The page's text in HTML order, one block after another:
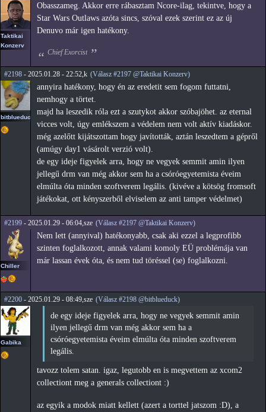
Taktikai
Konzerv
Obasszameg. Akkor erre rábasztam Ncore-ilag, tekintve, hogy a
Star Wars Outlaws azóta sincs, szóval ezek szerint ez az új
Denuvo már igen hatékony.
Chief Exorcist
#2198 - 2025.01.28 - 22:52,k (Válasz #2197 @Taktikai Konzerv)
bitblueduck
annyira hatékony, hogy én az eredetit sem fogom futtatni,
nemhogy a törtet.
majd ha leszedik róla ezt a szutykot akkor szóbajöhet. az eternal
vicces volt, úgy emlékszem a védelem nem volt aktív kiadáskor.
még azelőtt kijátszottam hogy javították, aztán leszedtem a gépről
(amúgy day1 vásárolt verzió volt).
de egy ideje figyelek arra, hogy ne vegyek semmit amin ilyen
jellegű drm van még akkor sem ha a csóróegyetemista éveim
elmúlta óta minden szoftverem legális. (kivéve a kötsög fromsoft
játékokat, ott kényszerből elviselem az anti tamper védelmet)
#2199 - 2025.01.29 - 06:04,sze (Válasz #2197 @Taktikai Konzerv)
Chiller
Nem lett (annyival) hatékonyabb, csak aki ezzel a legprofibb
szinten foglalkozott, annak valami komoly EÜ problémája van
már lassan évek óta, és nem tud töréssel (se) foglalkozni.
#2200 - 2025.01.29 - 08:49,sze (Válasz #2198 @bitblueduck)
Gabika
de egy ideje figyelek arra, hogy ne vegyek semmit amin
ilyen jellegű drm van még akkor sem ha a
csóróegyetemista éveim elmúlta óta minden szoftverem
legális.
tavozz tolem satan. igaz, legutobb en is megvettem az xcom2
collectiont meg a generals collectiont :)
az egyik a modok miatt kellett (azert a torttel jatszom :D), a